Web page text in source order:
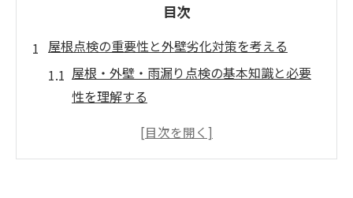
目次
屋根点検の重要性と外壁劣化対策を考える
屋根・外壁・雨漏り点検の基本知識と必要
性を理解する
住まいの安全を守る屋根・外壁・雨漏り対